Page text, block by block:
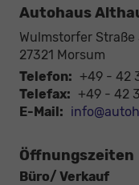
Autohaus
Wulmstorfer Straße
27321 Morsum
Telefon: +49 - 42
Telefax: +49 - 42
E-Mail:
Öffnungszeiten
Büro/ Verkauf